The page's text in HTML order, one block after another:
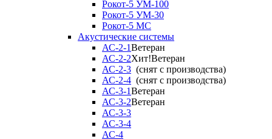
Рокот-5 УМ-100
Рокот-5 УМ-30
Рокот-5 МС
Акустические системы
АС-2-1Ветеран
АС-2-2Хит!Ветеран
АС-2-3 (снят с производства)
АС-2-4 (снят с производства)
АС-3-1Ветеран
АС-3-2Ветеран
АС-3-3
АС-3-4
АС-4